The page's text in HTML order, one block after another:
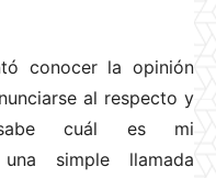
conocer la opinión
al respecto y
sabe cuál es mi
una simple llamada